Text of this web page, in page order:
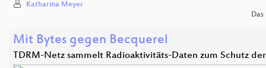
Katharina Meyer
Mit Bytes gegen Becquerel
TDRM-Netz sammelt Radioaktivitäts-Daten zum Schutz